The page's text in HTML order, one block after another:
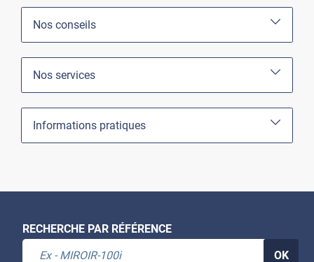
Nos conseils
Nos services
Informations pratiques
RECHERCHE PAR RÉFÉRENCE
OK